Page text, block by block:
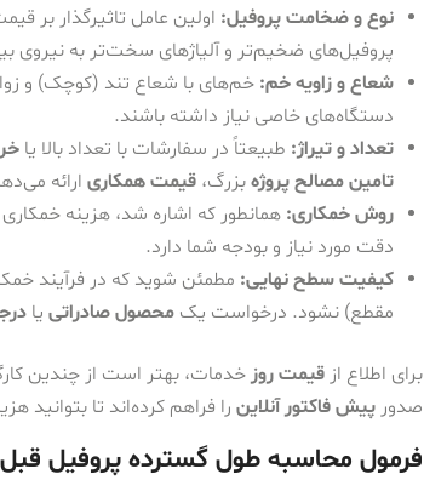
نوع و ضخامت پروفیل: اولین عامل تاثیرگذار بر
پروفیل‌های ضخیم‌تر و آلیاژهای سخت‌تر به نیروی
شعاع و زاویه خم: خم‌های با شعاع تند (کوچک) و
دستگاه‌های خاصی نیاز داشته باشند.
تعداد و تیراژ: طبیعتاً در سفارشات با تعداد بالا یا
تامین مصالح پروژهبزرگ، قیمت همکاری ارائه
روش خمکاری:
دقت مورد نیاز و بودجه شما دارد.
کیفیت سطح نهایی: مطمئن شوید که در فرآیند
مقطع) نشود. درخواست یک محصول صادراتی یا
برای اطلاع از قیمت روزخدمات، بهتر است از چندین
صدور پیش فاکتور آنلاین را فراهم کرده‌اند تا بتوانید
فرمول محاسبه طول گسترده پروفیل